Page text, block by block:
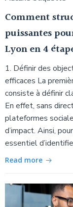
Comment
puissantes
Lyon en 4
1. Définir des
efficaces La
consiste à définir
En effet, sans
plateformes
d’impact. Ainsi,
essentiel
Read more